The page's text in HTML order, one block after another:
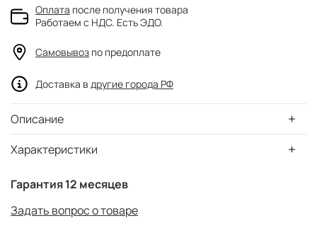
Характеристики
Описание
Гарантия 12 месяцев
Задать вопрос о товаре
Оплата после получения товара
Работаем с НДС. Есть ЭДО.
Самовывоз по предоплате
Доставка в другие города РФ